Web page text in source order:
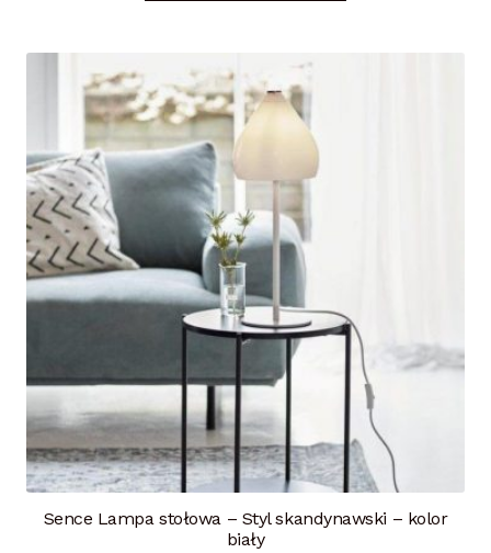
Sence Lampa stołowa – Styl skandynawski – kolor
biały